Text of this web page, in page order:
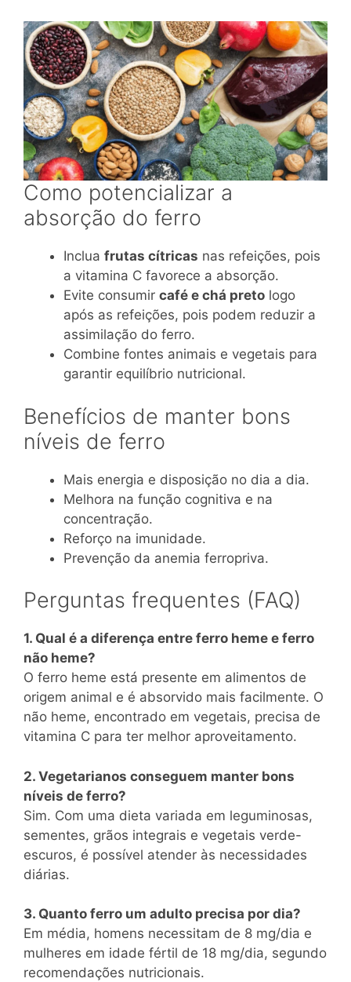
Como potencializar a
absorção do ferro
Inclua frutas cítricas nas refeições, pois
a vitamina C favorece a absorção.
Evite consumir café e chá preto logo
após as refeições, pois podem reduzir a
assimilação do ferro.
Combine fontes animais e vegetais para
garantir equilíbrio nutricional.
Benefícios de manter bons
níveis de ferro
Mais energia e disposição no dia a dia.
Melhora na função cognitiva e na
concentração.
Reforço na imunidade.
Prevenção da anemia ferropriva.
Perguntas frequentes (FAQ)
1. Qual é a diferença entre ferro heme e ferro
não heme?
O ferro heme está presente em alimentos de
origem animal e é absorvido mais facilmente. O
não heme, encontrado em vegetais, precisa de
vitamina C para ter melhor aproveitamento.
2. Vegetarianos conseguem manter bons
níveis de ferro?
Sim. Com uma dieta variada em leguminosas,
sementes, grãos integrais e vegetais verde-
escuros, é possível atender às necessidades
diárias.
3. Quanto ferro um adulto precisa por dia?
Em média, homens necessitam de 8 mg/dia e
mulheres em idade fértil de 18 mg/dia, segundo
recomendações nutricionais.